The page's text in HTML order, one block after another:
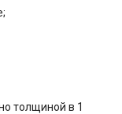
толщиной в 1